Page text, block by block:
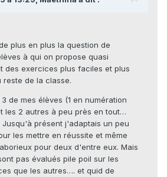
plus en plus la question de
à qui on propose quasi
des exercices plus faciles et plus
de la classe.
de mes élèves (1 en numération
les 2 autres à peu près en tout…
Jusqu'à présent j'adaptais un peu
les mettre en réussite et même
pour deux d'entre eux. Mais
pas évalués pile poil sur les
que les autres…. et quid de